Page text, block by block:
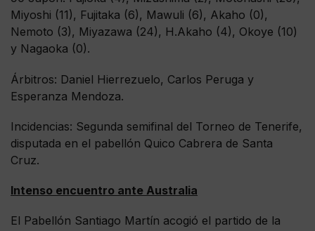
Miyoshi (11), Fujitaka (6), Mawuli (6), Akaho (0),
Nemoto (3), Miyazawa (24), H.Akaho (4), Okoye (10)
y Nagaoka (0).
Árbitros: Daniel Hierrezuelo, Carlos Peruga y
Esperanza Mendoza.
Incidencias: Segunda semifinal del Torneo de Tenerife,
disputada en el pabellón Quico Cabrera de Santa
Cruz.
Intenso encuentro ante Australia
El Pabellón Santiago Martín acogió el partido de la